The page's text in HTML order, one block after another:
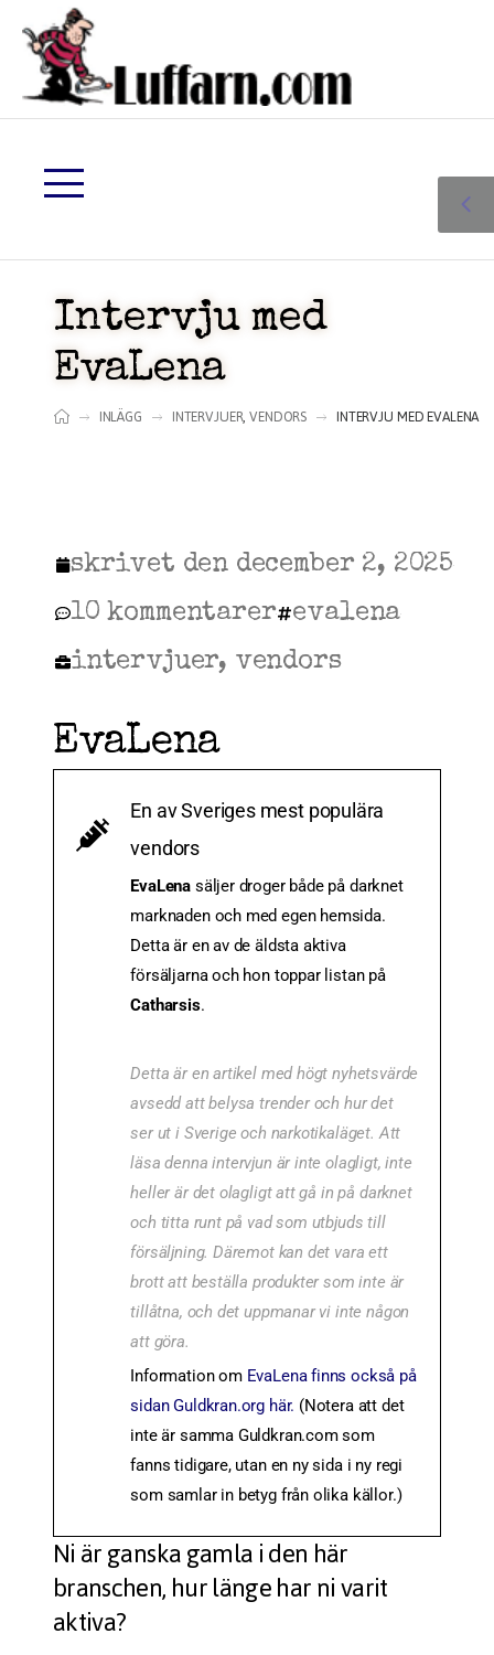
Intervju med
EvaLena
INLÄGG INTERVJUER,VENDORS INTERVJU MED EVALENA
skrivet den december 2, 2025
10 kommentarer
evalena
intervjuer, vendors
EvaLena
En av Sveriges mest populära
vendors
EvaLena säljer droger både på darknet
marknaden och med egen hemsida.
Detta är en av de äldsta aktiva
försäljarna och hon toppar listan på
Catharsis.
Detta är en artikel med högt nyhetsvärde
avsedd att belysa trender och hur det
ser ut i Sverige och narkotikaläget. Att
läsa denna intervjun är inte olagligt, inte
heller är det olagligt att gå in på darknet
och titta runt på vad som utbjuds till
försäljning. Däremot kan det vara ett
brott att beställa produkter som inte är
tillåtna, och det uppmanar vi inte någon
att göra.
Information om EvaLena finns också på
sidan Guldkran.org här. (Notera att det
inte är samma Guldkran.com som
fanns tidigare, utan en ny sida i ny regi
som samlar in betyg från olika källor.)
Ni är ganska gamla i den här
branschen, hur länge har ni varit
aktiva?